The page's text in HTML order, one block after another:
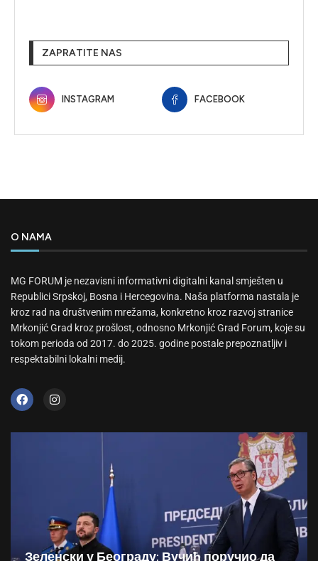
ZAPRATITE NAS
INSTAGRAM FACEBOOK
O NAMA
MG FORUM je nezavisni informativni digitalni kanal smješten u
Republici Srpskoj, Bosna i Hercegovina. Naša platforma nastala je
kroz rad na društvenim mrežama, konkretno kroz razvoj stranice
Mrkonjić Grad kroz prošlost, odnosno Mrkonjić Grad Forum, koje su
tokom perioda od 2017. do 2025. godine postale prepoznatljiv i
respektabilni lokalni medij.
Зеленски у Београду: Вучић поручио да